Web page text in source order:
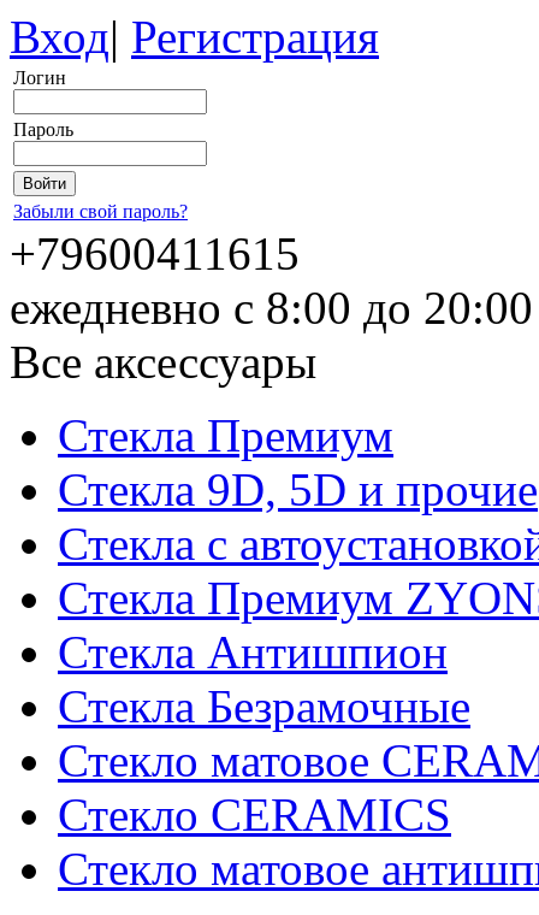
Вход| Регистрация
Логин
Пароль
Забыли свой пароль?
+79600411615
ежедневно с 8:00 до
Все аксессуары
Стекла Премиум
Стекла 9D, 5D и прочие
Стекла с
Стекла Премиум
Стекла Антишпион
Стекла Безрамочные
Стекло матовое
Стекло CERAMICS
Стекло матовое